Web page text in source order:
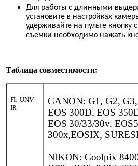
Для работы с длинными
установите в настройках
удерживайте на пульте кнопку
съемки необходимо нажать
Таблица совместимости:
FL-UNV-
IR
CANON: G1, G2,
EOS 300D, EOS
EOS 30/33/30v,
300x,EOSIX,
NIKON: Coolpix